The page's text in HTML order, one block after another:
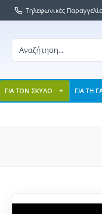
Τηλεφωνικές
ΓΙΑ ΤΟΝ ΣΚΥΛΟ ΓΙΑ ΤΗ